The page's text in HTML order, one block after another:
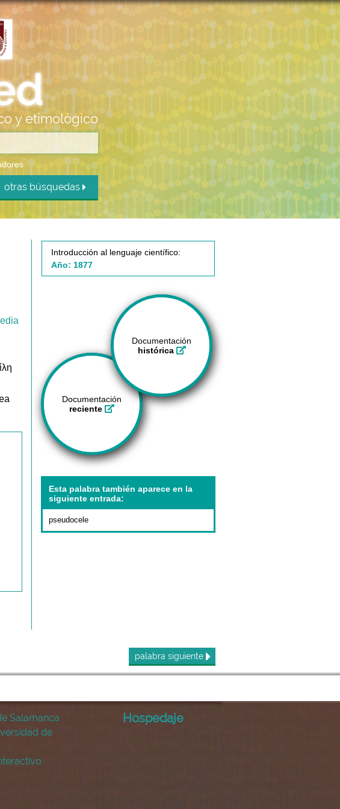
y etimológico
otras búsquedas
Introducción al lenguaje científico:
Año: 1877
Documentación
histórica
Documentación
reciente
Esta palabra también aparece en la
siguiente entrada:
pseudocele
palabra siguiente
Salamanca
de
Hospedaje